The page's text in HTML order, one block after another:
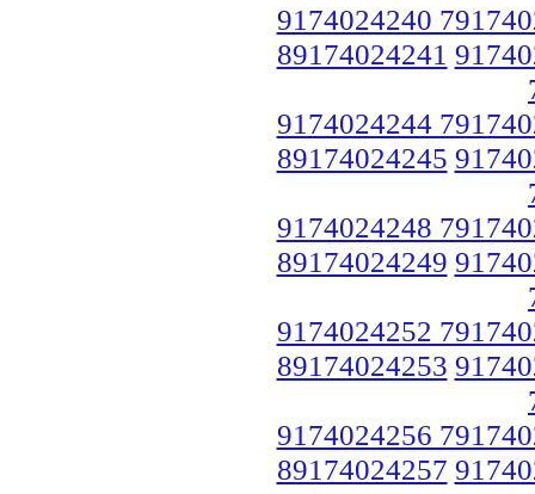
9174024240
89174024241
9174024244
89174024245
9174024248
89174024249
9174024252
89174024253
9174024256
89174024257